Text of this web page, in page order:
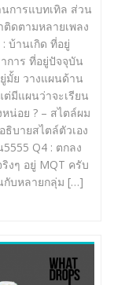
การแบทเทิล ส่วน
ดตามหลายเพลง
บ้านเกิด ที่อยู่
การ ที่อยู่ปัจจุบัน
มั้ย วางแผนด้าน
ต่มีแผนว่าจะเรียน
น่อย ? – สไตล์ผม
บายสไตล์ตัวเอง
Q4 : ตกลง
งๆ อยู่ MQT ครับ
กับหลายกลุ่ม […]